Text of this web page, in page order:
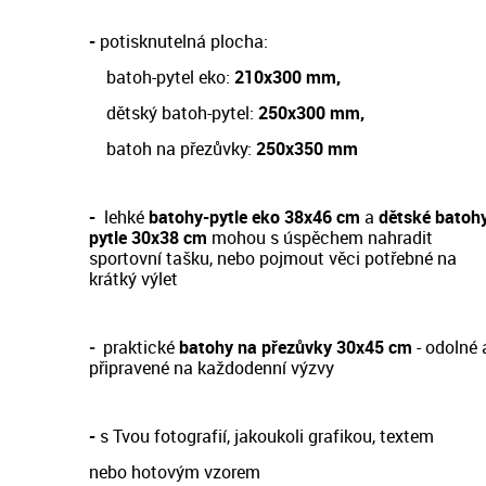
- potisknutelná plocha:
batoh-pytel eko: 210x300 mm,
dětský batoh-pytel: 250x300 mm,
batoh na přezůvky: 250x350 mm
- lehkébatohy-pytle eko 38x46 cm a dětské
pytle 30x38 cm mohou s úspěchem nahradit
sportovní tašku, nebo pojmout věci potřebné na
krátký výlet
- praktickébatohy na přezůvky 30x45 cm - odolné
připravené na každodenní výzvy
- s Tvou fotografií, jakoukoli grafikou, textem
nebo hotovým vzorem